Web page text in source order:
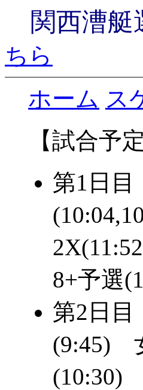
関西漕艇
ちら
ホーム ス
【試合予定
第1日
8+予選
第2日
(9:45)
(10:30)